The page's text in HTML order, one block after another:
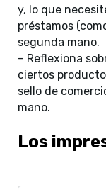
y, lo que
préstamos
segunda mano.
– Reflexiona
ciertos
sello de
mano.
Los